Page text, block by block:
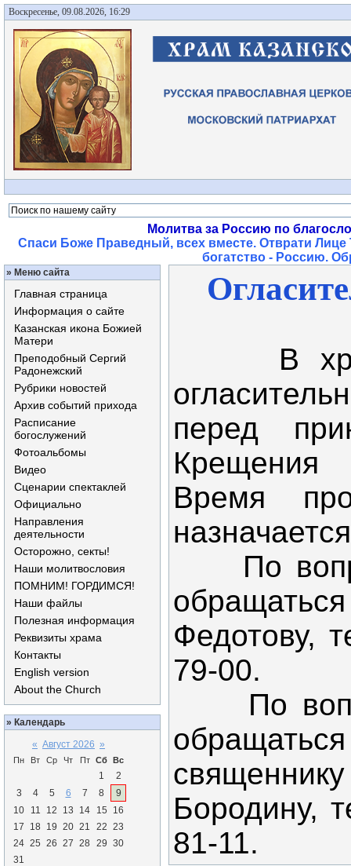
Воскресенье, 09.08.2026, 16:29
Молитва за Россию по
Спаси Боже Праведный, всех вместе. Отврати
богатство - Россию.
» Меню сайта
Главная страница
Информация о сайте
Казанская икона Божией
Матери
Преподобный Сергий
Радонежский
Рубрики новостей
Архив событий прихода
Расписание
богослужений
Фотоальбомы
Видео
Сценарии спектаклей
Официально
Направления
деятельности
Осторожно, секты!
Наши молитвословия
ПОМНИМ! ГОРДИМСЯ!
Наши файлы
Полезная информация
Реквизиты храма
Контакты
English version
About the Church
» Календарь
« Август 2026 »
Пн Вт Ср Чт Пт Сб Вс
1
2
3
4 5 6 7 8
9
10
11 12 13 14 15
16
17
18 19 20 21 22 23
24 25 26 27 28 29 30
31
В
перед
Время
По
Федотову,
79-00.
По
Бородину,
81-11.